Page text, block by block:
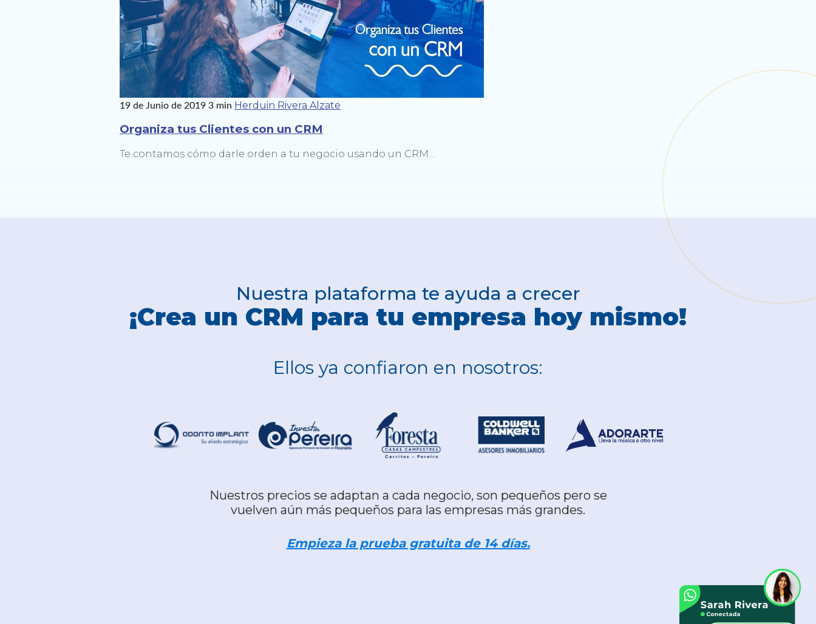
19 de Junio de 2019 3 min Herduin Rivera Alzate
Organiza tus Clientes con un CRM
Te contamos cómo darle orden a tu negocio usando un CRM…
Nuestra plataforma te ayuda a crecer
¡Crea un CRM para tu empresa hoy mismo!
Ellos ya confiaron en nosotros:
Nuestros precios se adaptan a cada negocio, son pequeños pero se
vuelven aún más pequeños para las empresas más grandes.
Empieza la prueba gratuita de 14 días.